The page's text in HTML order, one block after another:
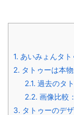
1. あいみょんタ
2. タトゥーは本
2.1. 過去のタ
2.2. 画像比較
3. タトゥーのデ